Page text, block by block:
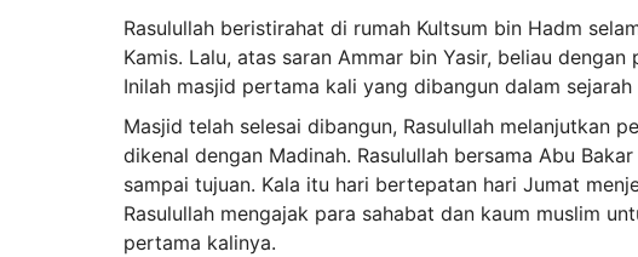
Rasulullah beristirahat di rumah Kultsum bin Hadm
Kamis. Lalu, atas saran Ammar bin Yasir, beliau dengan
Inilah masjid pertama kali yang dibangun dalam sejarah
Masjid telah selesai dibangun, Rasulullah melanjutkan
dikenal dengan Madinah. Rasulullah bersama Abu
sampai tujuan. Kala itu hari bertepatan hari Jumat
Rasulullah mengajak para sahabat dan kaum muslim
pertama kalinya.